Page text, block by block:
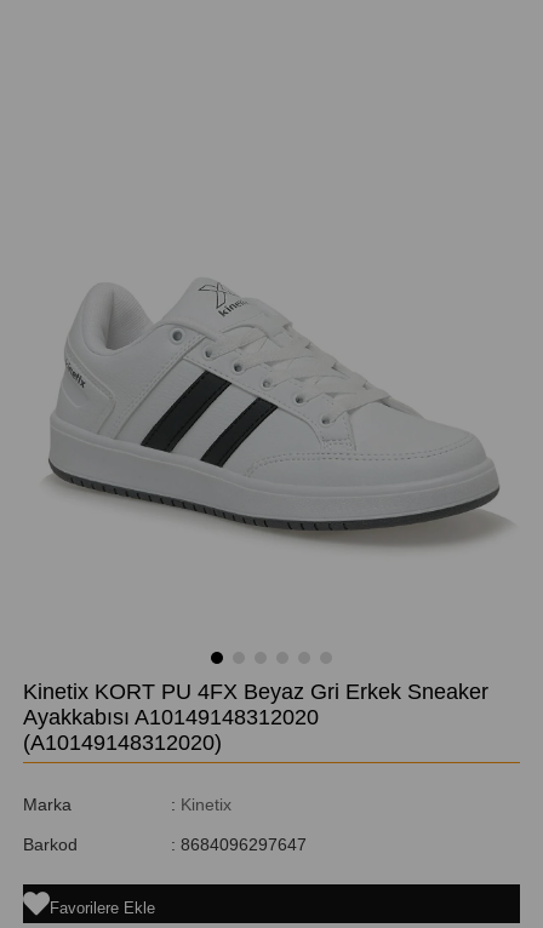
Kinetix KORT PU 4FX Beyaz Gri Erkek Sneaker
Ayakkabısı A10149148312020
(A10149148312020)
Marka : Kinetix
Barkod : 8684096297647
Favorilere Ekle